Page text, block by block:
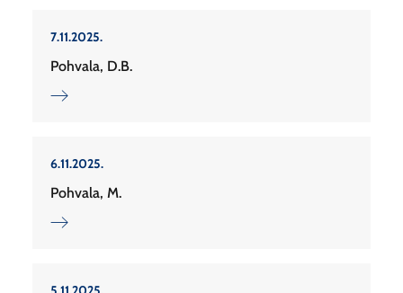
7.11.2025.
Pohvala, D.B.
6.11.2025.
Pohvala, M.